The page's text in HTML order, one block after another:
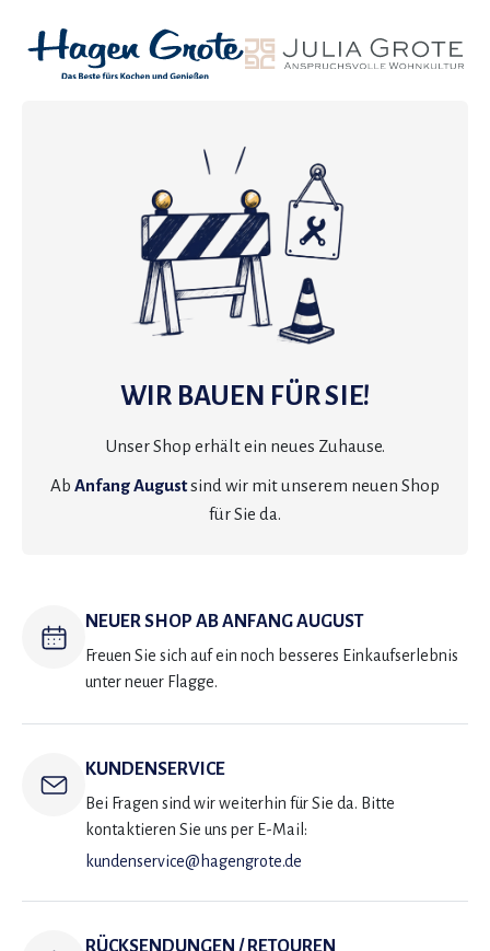
WIR BAUEN FÜR SIE!
Unser Shop erhält ein neues Zuhause.
Ab Anfang Augustsind wir mit unserem neuen Shop
für Sie da.
NEUER SHOP AB ANFANG AUGUST
Freuen Sie sich auf ein noch besseres Einkaufserlebnis
unter neuer Flagge.
KUNDENSERVICE
Bei Fragen sind wir weiterhin für Sie da. Bitte
kontaktieren Sie uns per E-Mail:
kundenservice@hagengrote.de